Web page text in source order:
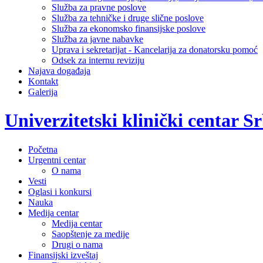
Služba za pravne poslove
Služba za tehničke i druge slične poslove
Služba za ekonomsko finansijske poslove
Služba za javne nabavke
Uprava i sekretarijat - Kancelarija za donatorsku pomoć
Odsek za internu reviziju
Najava događaja
Kontakt
Galerija
Univerzitetski klinički centar
Početna
Urgentni centar
O nama
Vesti
Oglasi i konkursi
Nauka
Medija centar
Medija centar
Saopštenje za medije
Drugi o nama
Finansijski izveštaj